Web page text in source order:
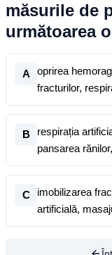
măsurile de
următoarea
A
oprirea
fracturilor,
B
respirația
pansarea
C
imobilizarea
artificială,